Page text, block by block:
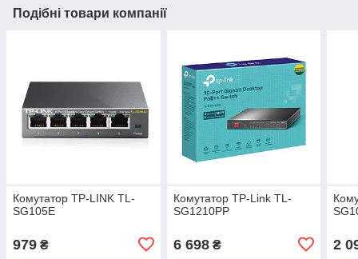
Подібні товари компанії
Комутатор TP-LINK TL-
SG105E
979 ₴
Комутатор TP-Link TL-
SG1210PP
6 698₴ 2